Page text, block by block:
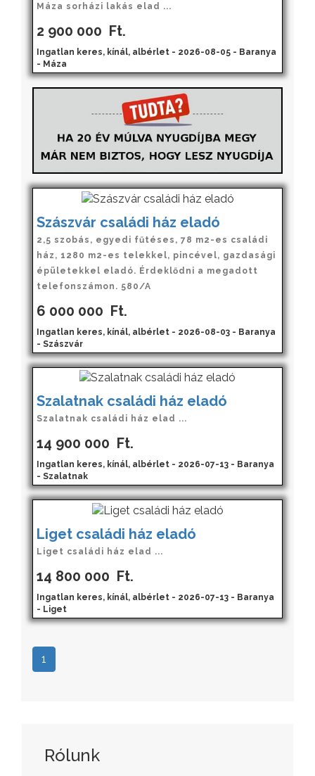
Máza sorházi lakás elad ...
2 900 000 Ft.
Ingatlan keres, kínál, albérlet - 2026-08-05 - Baranya
- Máza
Szászvár családi ház eladó
2,5 szobás, egyedi fűtéses, 78 m2-es családi
ház, 1280 m2-es telekkel, pincével, gazdasági
épületekkel eladó. Érdeklődni a megadott
telefonszámon. 580/A
6 000 000 Ft.
Ingatlan keres, kínál, albérlet - 2026-08-03 - Baranya
- Szászvár
Szalatnak családi ház eladó
Szalatnak családi ház elad ...
14 900 000 Ft.
Ingatlan keres, kínál, albérlet - 2026-07-13 - Baranya
- Szalatnak
Liget családi ház eladó
Liget családi ház elad ...
14 800 000 Ft.
Ingatlan keres, kínál, albérlet - 2026-07-13 - Baranya
- Liget
1
Rólunk